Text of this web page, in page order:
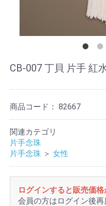
CB-007 丁貝 片手 紅
商品コード： 82667
関連カテゴリ
片手念珠
片手念珠 ＞ 女性
ログインすると販売価格
会員の方はログイン後再